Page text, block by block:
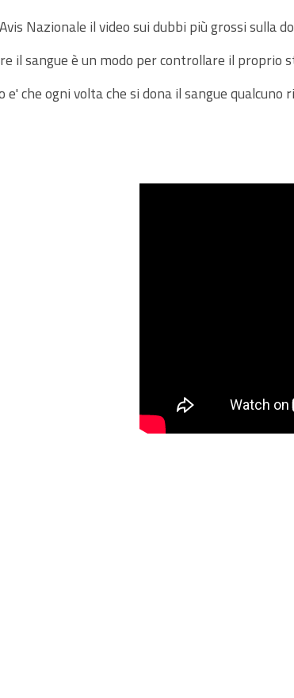
Nazionale il video sui dubbi più grossi sulla
il sangue è un modo per controllare il
che ogni volta che si dona il sangue qualcuno